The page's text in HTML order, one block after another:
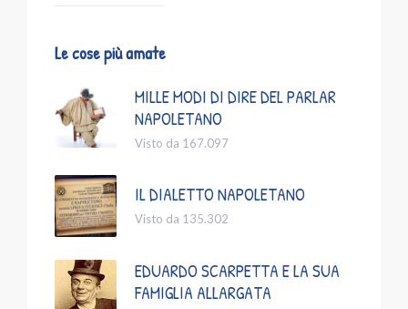
Le cose più amate
MILLE MODI DI DIRE DEL PARLAR
NAPOLETANO
Visto da 167.097
IL DIALETTO NAPOLETANO
Visto da 135.302
EDUARDO SCARPETTA E LA SUA
FAMIGLIA ALLARGATA